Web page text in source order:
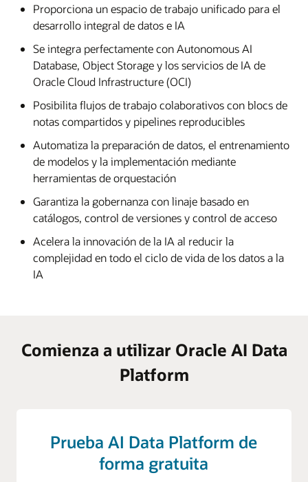
Proporciona un espacio de trabajo unificado para el
desarrollo integral de datos e IA
Se integra perfectamente con Autonomous AI
Database, Object Storage y los servicios de IA de
Oracle Cloud Infrastructure (OCI)
Posibilita flujos de trabajo colaborativos con blocs de
notas compartidos y pipelines reproducibles
Automatiza la preparación de datos, el entrenamiento
de modelos y la implementación mediante
herramientas de orquestación
Garantiza la gobernanza con linaje basado en
catálogos, control de versiones y control de acceso
Acelera la innovación de la IA al reducir la
complejidad en todo el ciclo de vida de los datos a la
IA
Comienza a utilizar Oracle AI Data
Platform
Prueba AI Data Platform de
forma gratuita